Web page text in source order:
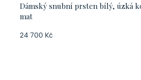
Dámský snubní prsten bílý, úzká
mat
24 700 Kč